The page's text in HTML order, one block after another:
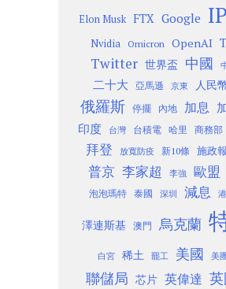
Elon Musk FTX Google
Nvidia Omicron OpenAI
Twitter 世界盃 中國
二十大 亞馬遜 京東 人民
俄羅斯 停擺 內地 加息
印度
台灣 台積電 哈里 商務部
拜登 放寬防疫 新10條 施政
普京 李家超 李強 歐盟
泡泡瑪特 泰國 深圳 減息
澤連斯基 澳門 烏克蘭
白宮 稀土 罷工 美國 美團
聯儲局 芯片 英偉達